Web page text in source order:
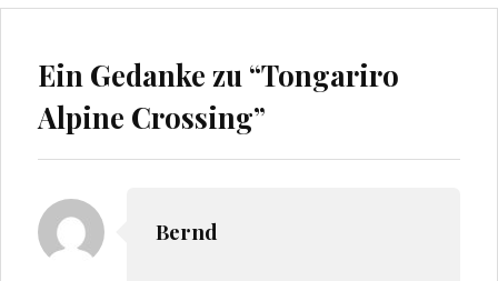
m
s
t
r
g
e
n
t
m
s
t
r
g
Ein Gedanke zu “Tongariro
Alpine Crossing”
Bernd